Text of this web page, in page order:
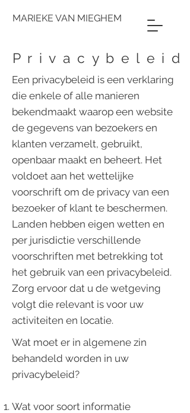
MARIEKE VAN MIEGHEM
Privacybeleid
Een privacybeleid is een verklaring
die enkele of alle manieren
bekendmaakt waarop een website
de gegevens van bezoekers en
klanten verzamelt, gebruikt,
openbaar maakt en beheert. Het
voldoet aan het wettelijke
voorschrift om de privacy van een
bezoeker of klant te beschermen.
Landen hebben eigen wetten en
per jurisdictie verschillende
voorschriften met betrekking tot
het gebruik van een privacybeleid.
Zorg ervoor dat u de wetgeving
volgt die relevant is voor uw
activiteiten en locatie.
Wat moet er in algemene zin
behandeld worden in uw
privacybeleid?
Wat voor soort informatie